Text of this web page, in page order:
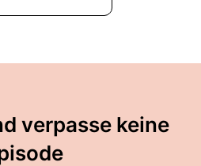
verpasse keine